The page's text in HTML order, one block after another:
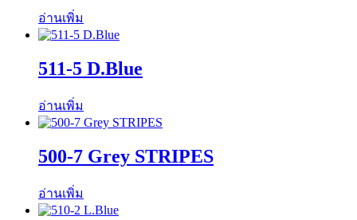
อ่านเพิ่ม
511-5 D.Blue
อ่านเพิ่ม
500-7 Grey STRIPES
อ่านเพิ่ม